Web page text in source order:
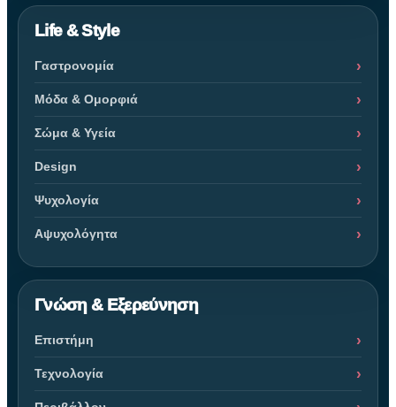
Life & Style
Γαστρονομία
Μόδα & Ομορφιά
Σώμα & Υγεία
Design
Ψυχολογία
Αψυχολόγητα
Γνώση & Εξερεύνηση
Επιστήμη
Τεχνολογία